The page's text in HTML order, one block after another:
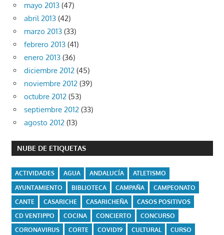
mayo 2013 (47)
abril 2013 (42)
marzo 2013 (33)
febrero 2013 (41)
enero 2013 (36)
diciembre 2012 (45)
noviembre 2012 (39)
octubre 2012 (53)
septiembre 2012 (33)
agosto 2012 (13)
NUBE DE ETIQUETAS
ACTIVIDADES AGUA ANDALUCÍA
ATLETISMO
AYUNTAMIENTO
BIBLIOTECA CAMPAÑA
CAMPEONATO
CANTE
CASARICHE CASARICHEÑA
CASOS POSITIVOS
CD VENTIPPO
COCINA CONCIERTO
CONCURSO
CORONAVIRUS
CORTE COVID19 CULTURAL
CURSO